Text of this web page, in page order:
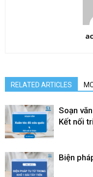
RELATED ARTICLES
Soạn
Kết nối
Biện